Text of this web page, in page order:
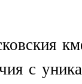
с